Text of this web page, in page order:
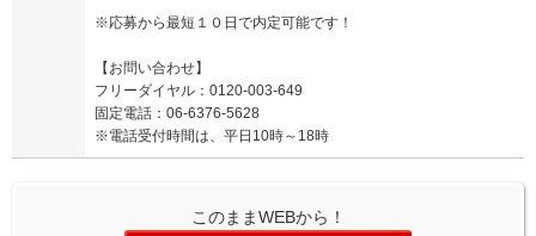
※応募から最短１０日で内定可能です！
【お問い合わせ】
フリーダイヤル：0120-003-649
固定電話：06-6376-5628
※電話受付時間は、平日10時～18時
このままWEBから！